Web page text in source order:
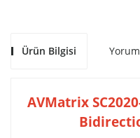
Ürün Bilgisi
AVMatrix